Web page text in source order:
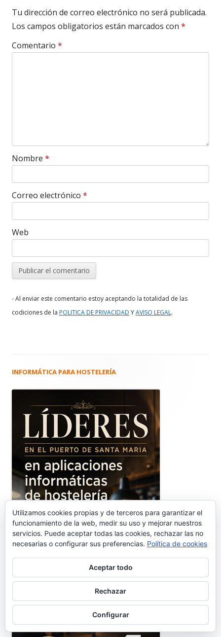
Tu dirección de correo electrónico no será publicada.
Los campos obligatorios están marcados con *
Comentario *
Nombre *
Correo electrónico *
Web
- Al enviar este comentario estoy aceptando la totalidad de las
codiciones de la POLITICA DE PRIVACIDAD YAVISO LEGAL.
Barra
principal
INFORMÁTICA PARA HOSTELERÍA
Utilizamos cookies propias y de terceros para garantizar el
funcionamiento de la web, medir su uso y mejorar nuestros
servicios. Puede aceptar todas las cookies, rechazar las no
necesarias o configurar sus preferencias. Política de cookies
Aceptar todo
Rechazar
Configurar